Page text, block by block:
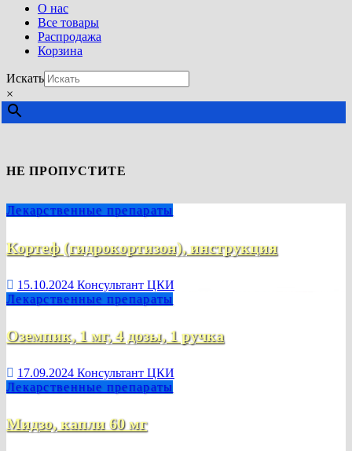
О нас
Все товары
Распродажа
Корзина
Искать
×
НЕ ПРОПУСТИТЕ
Лекарственные препараты
Кортеф (гидрокортизон), инструкция
15.10.2024 Консультант ЦКИ
Лекарственные препараты
Оземпик, 1 мг, 4 дозы, 1 ручка
17.09.2024 Консультант ЦКИ
Лекарственные препараты
Мидзо, капли 60 мг